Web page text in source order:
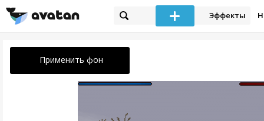
Эффекты
Применить фон